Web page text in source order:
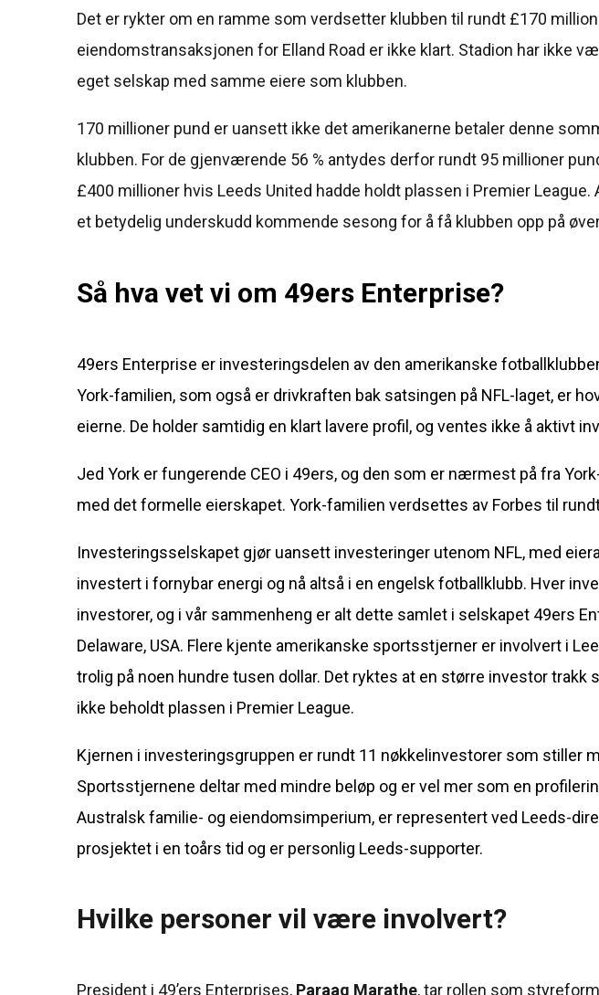
Det er rykter om en ramme som verdsetter klubben til rundt £170
eiendomstransaksjonen for Elland Road er ikke klart. Stadion har ikke
eget selskap med samme eiere som klubben.
170 millioner pund er uansett ikke det amerikanerne betaler denne
klubben. For de gjenværende 56 % antydes derfor rundt 95 millioner
£400 millioner hvis Leeds United hadde holdt plassen i Premier
et betydelig underskudd kommende sesong for å få klubben opp på
Så hva vet vi om 49ers Enterprise?
49ers Enterprise er investeringsdelen av den amerikanske
York-familien, som også er drivkraften bak satsingen på NFL-laget, er
eierne. De holder samtidig en klart lavere profil, og ventes ikke å aktivt
Jed York er fungerende CEO i 49ers, og den som er nærmest på fra
med det formelle eierskapet. York-familien verdsettes av Forbes til
Investeringsselskapet gjør uansett investeringer utenom NFL, med
investert i fornybar energi og nå altså i en engelsk fotballklubb. Hver
investorer, og i vår sammenheng er alt dette samlet i selskapet 49ers
Delaware, USA. Flere kjente amerikanske sportsstjerner er involvert i
trolig på noen hundre tusen dollar. Det ryktes at en større investor trakk
ikke beholdt plassen i Premier League.
Kjernen i investeringsgruppen er rundt 11 nøkkelinvestorer som stiller
Sportsstjernene deltar med mindre beløp og er vel mer som en
Australsk familie- og eiendomsimperium, er representert ved Leeds-
prosjektet i en toårs tid og er personlig Leeds-supporter.
Hvilke personer vil være involvert?
President i 49’ers Enterprises, Paraag Marathe, tar rollen som